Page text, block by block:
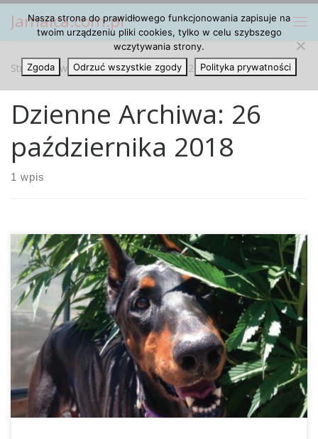
Przejdź do treści
Jamaica.com.pl
Strona główna » 2018 » październik » 26
Dzienne Archiwa: 26
października 2018
1 wpis
Wraz z legalizacją marihuany wzrasta również liczba
wypadków z jej udziałem w roli głównej. Zazwyczaj chodzi
tutaj o starsze osoby albo dzieci, które nieświadomie
spożyły żywność z zawartością cannabisu. Co jednak wiemy
na temat ryzyk występujących wtedy, gdy THC dostanie się
do organizmu naszego zwierzaka? I w jakiej sytuacji należy
[…]
Nasza strona do prawidłowego funkcjonowania zapisuje na
twoim urządzeniu pliki cookies, tylko w celu szybszego
wczytywania strony.
Zgoda
Odrzuć wszystkie zgody Polityka prywatności